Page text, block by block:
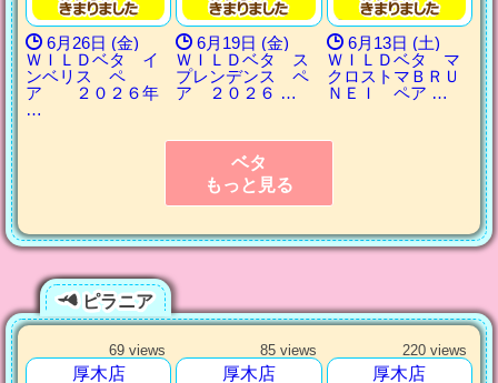
6月26日 (金)
ＷＩＬＤベタ イ
ンベリス ペ
ア ２０２６年
…
6月19日 (金)
ＷＩＬＤベタ ス
プレンデンス ペ
ア ２０２６ …
6月13日 (土)
ＷＩＬＤベタ マ
クロストマＢＲＵ
ＮＥＩ ペア …
ベタ
もっと見る
ピラニア
69 views
厚木店
85 views
厚木店
220 views
厚木店